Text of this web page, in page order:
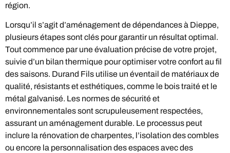
région.
Lorsqu’il s’agit d’aménagement de dépendances à Dieppe,
plusieurs étapes sont clés pour garantir un résultat optimal.
Tout commence par une évaluation précise de votre projet,
suivie d’un bilan thermique pour optimiser votre confort au fil
des saisons. Durand Fils utilise un éventail de matériaux de
qualité, résistants et esthétiques, comme le bois traité et le
métal galvanisé. Les normes de sécurité et
environnementales sont scrupuleusement respectées,
assurant un aménagement durable. Le processus peut
inclure la rénovation de charpentes, l’isolation des combles
ou encore la personnalisation des espaces avec des